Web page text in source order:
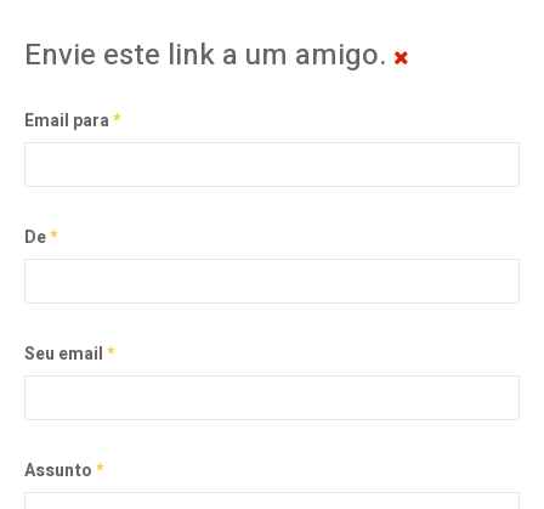
Envie este link a um amigo.
Email para*
De*
Seu email*
Assunto*